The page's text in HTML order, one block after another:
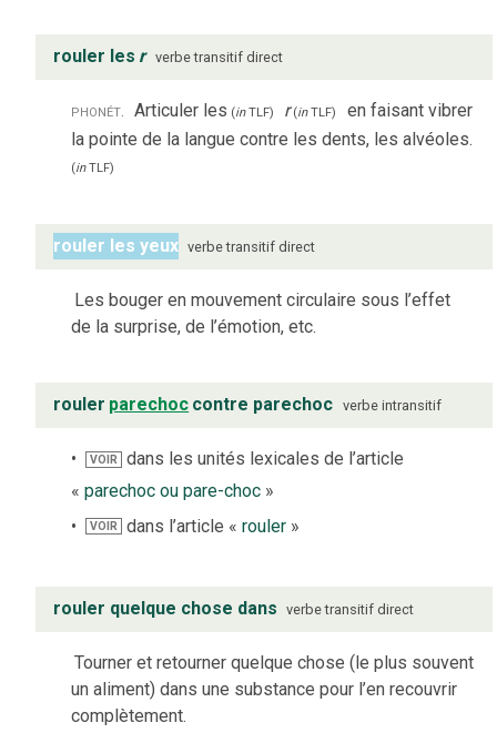
rouler les r verbe transitif direct
phonét. Articuler les (inTLF) r(inTLF)
en faisant vibrer
la pointe de la langue contre les dents, les alvéoles.
(inTLF)
rouler les yeux verbe transitif direct
Les bouger en mouvement circulaire sous l’effet
de la surprise, de l’émotion, etc.
rouler parechoc contre parechoc verbe intransitif
VOIR
dans les unités lexicales de l’article
« parechoc ou pare-choc »
VOIR dans l’article «rouler »
rouler quelque chose dans verbe transitif direct
Tourner et retourner quelque chose (le plus souvent
un aliment) dans une substance pour l’en recouvrir
complètement.